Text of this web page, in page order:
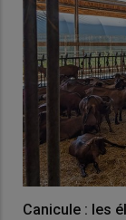
Canicule : les